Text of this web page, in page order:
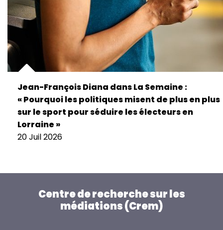
Jean-François Diana dans La Semaine :
« Pourquoi les politiques misent de plus en plus
sur le sport pour séduire les électeurs en
Lorraine »
20 Juil 2026
Centre de recherche sur les
médiations (Crem)